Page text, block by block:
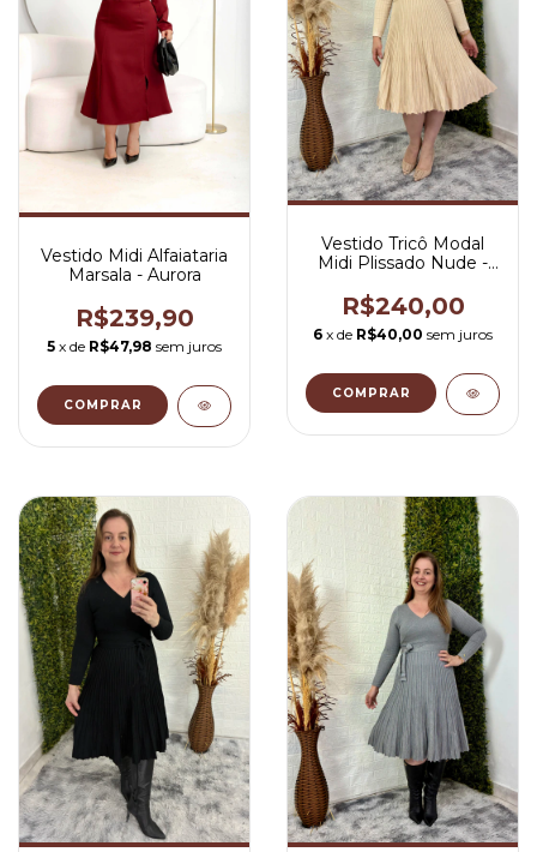
Vestido Midi Alfaiataria
Marsala - Aurora
R$239,90
5 x de R$47,98 sem juros
COMPRAR
Vestido Tricô Modal
Midi Plissado Nude -
R$240,00
6 x de R$40,00 sem juros
COMPRAR